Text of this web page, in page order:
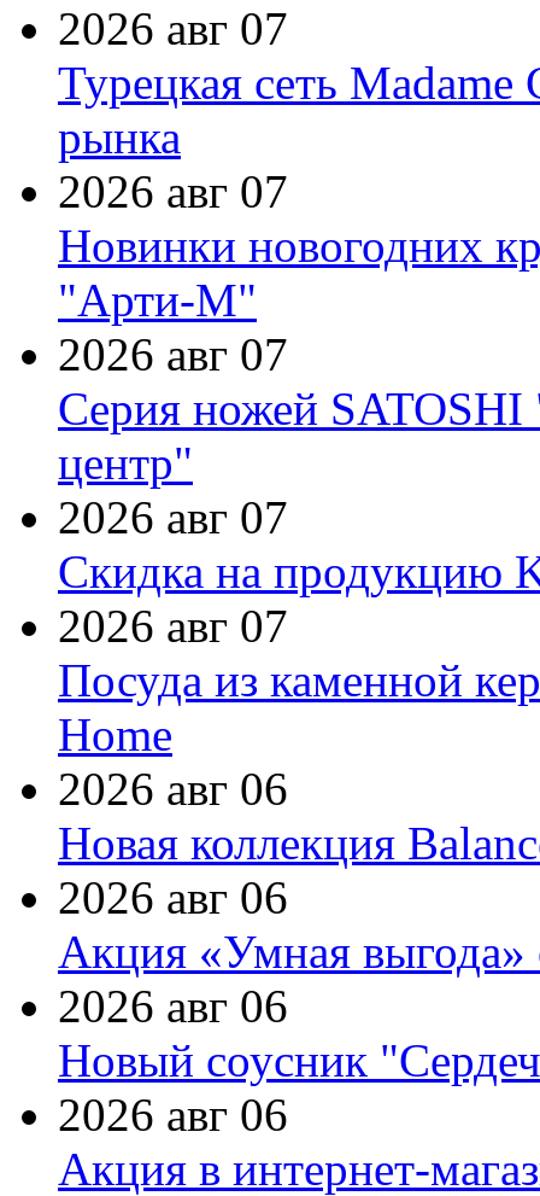
2026 авг 07
Турецкая сеть Madame
рынка
2026 авг 07
Новинки новогодних
"Арти-М"
2026 авг 07
Серия ножей
центр"
2026 авг 07
Скидка на продукцию
2026 авг 07
Посуда из каменной
Home
2026 авг 06
Новая коллекция
2026 авг 06
Акция «Умная выгода»
2026 авг 06
Новый соусник
2026 авг 06
Акция в интернет-